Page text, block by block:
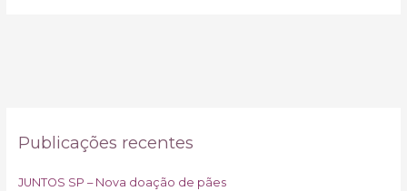
Publicações recentes
JUNTOS SP – Nova doação de pães